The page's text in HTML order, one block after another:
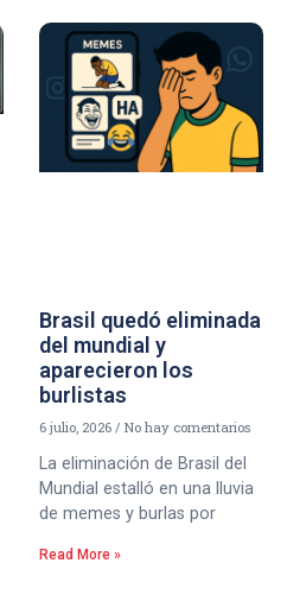
Brasil quedó eliminada
del mundial y
aparecieron los
burlistas
6 julio, 2026 No hay comentarios
La eliminación de Brasil del
Mundial estalló en una lluvia
de memes y burlas por
Read More »